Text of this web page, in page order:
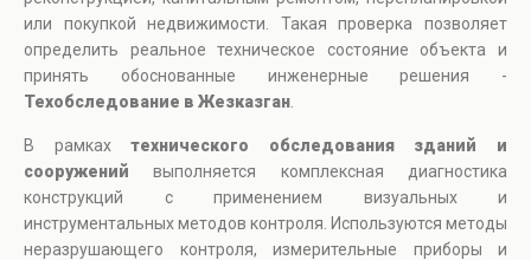
или покупкой недвижимости. Такая проверка позволяет
определить реальное техническое состояние объекта и
принять обоснованные инженерные решения -
Техобследование в Жезказган
В рамкахтехнического обследования зданий и
сооружений выполняется комплексная диагностика
конструкций с применением визуальных и
инструментальных методов контроля. Используются методы
неразрушающего контроля, измерительные приборы и